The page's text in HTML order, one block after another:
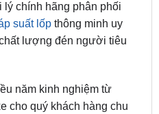
lượng đén người tiêu
năm kinh nghiệm từ